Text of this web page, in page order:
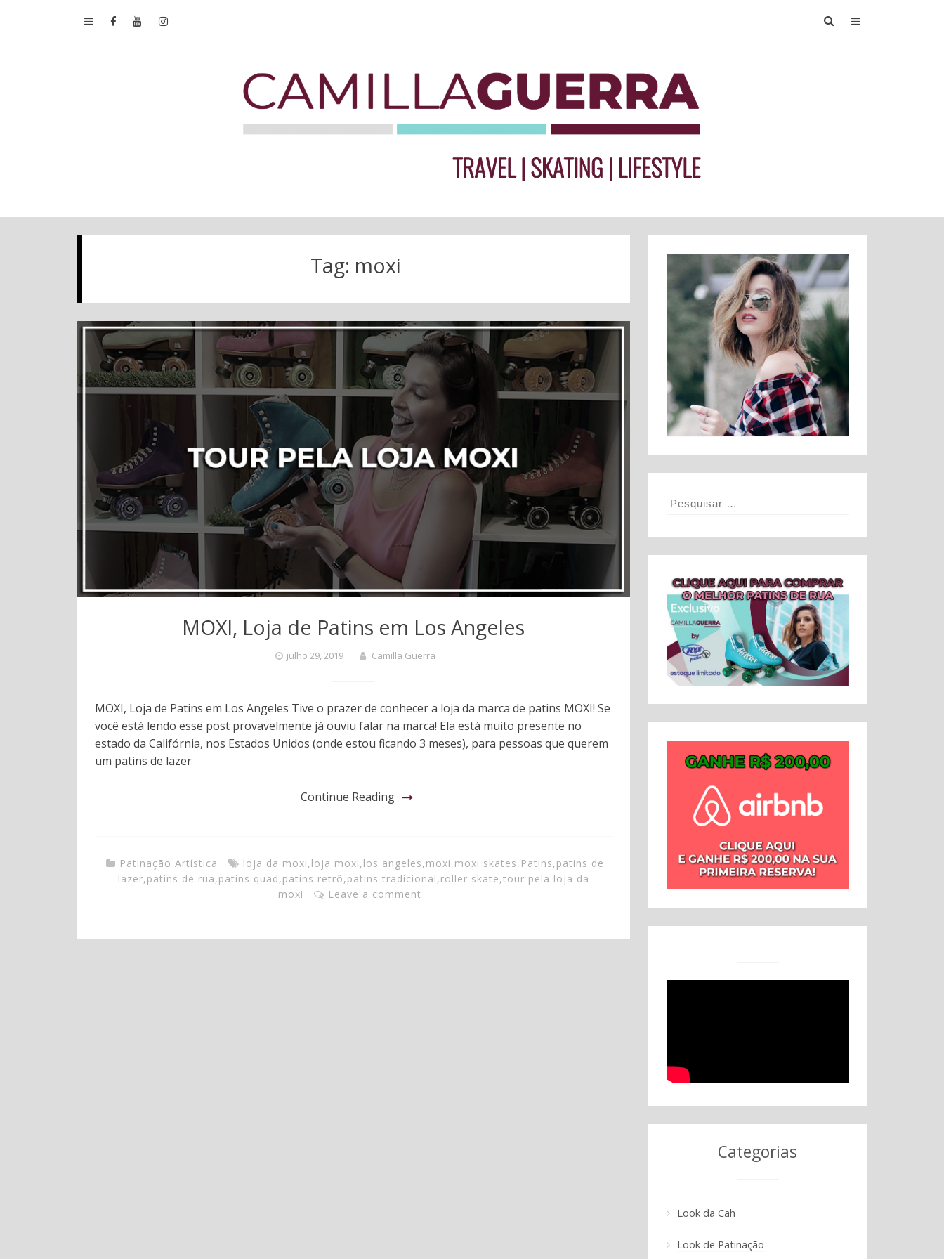
Tag: moxi
MOXI, Loja de Patins em Los Angeles
julho 29, 2019 Camilla Guerra
MOXI, Loja de Patins em Los Angeles Tive o prazer de conhecer a loja da marca de patins MOXI! Se
você está lendo esse post provavelmente já ouviu falar na marca! Ela está muito presente no
estado da Califórnia, nos Estados Unidos (onde estou ficando 3 meses), para pessoas que querem
um patins de lazer
Continue Reading
Patinação Artística loja da moxi,loja moxi,los angeles,moxi,moxi skates, Patins,patins de
lazer,patins de rua,patins quad,patins retrô,patins tradicional,roller skate,tour pela loja da
moxi
Leave a comment
Categorias
Look da Cah
Look de Patinação